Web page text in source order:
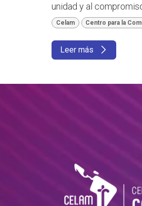
unidad y al
Celam Centro para la
Leer más